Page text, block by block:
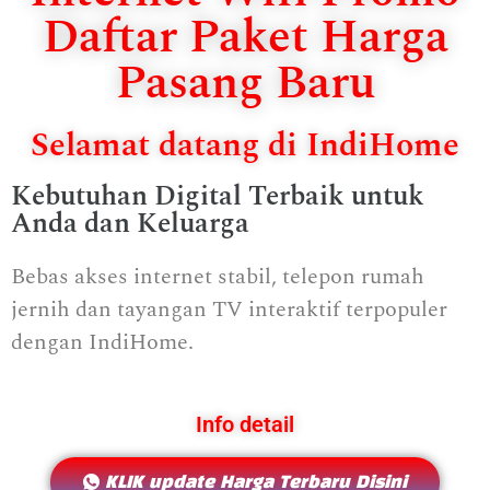
Daftar Paket Harga
Pasang Baru
Selamat datang di IndiHome
Kebutuhan Digital Terbaik untuk
Anda dan Keluarga
Bebas akses internet stabil, telepon rumah
jernih dan tayangan TV interaktif terpopuler
dengan IndiHome.
Info detail
KLIK update Harga Terbaru Disini